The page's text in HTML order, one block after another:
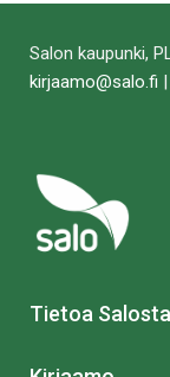
Salon kaupunki,
kirjaamo@salo.fi
Tietoa Salosta